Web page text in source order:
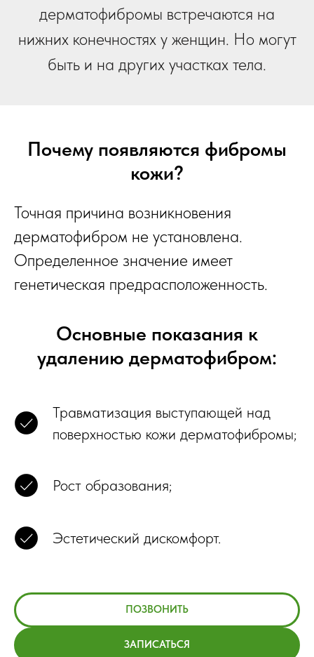
дерматофибромы встречаются на
нижних конечностях у женщин. Но могут
быть и на других участках тела.
Почему появляются фибромы
кожи?
Точная причина возникновения
дерматофибром не установлена.
Определенное значение имеет
генетическая предрасположенность.
Основные показания к
удалению дерматофибром:
Травматизация выступающей над
поверхностью кожи дерматофибромы;
Рост образования;
Эстетический дискомфорт.
ПОЗВОНИТЬ
ЗАПИСАТЬСЯ